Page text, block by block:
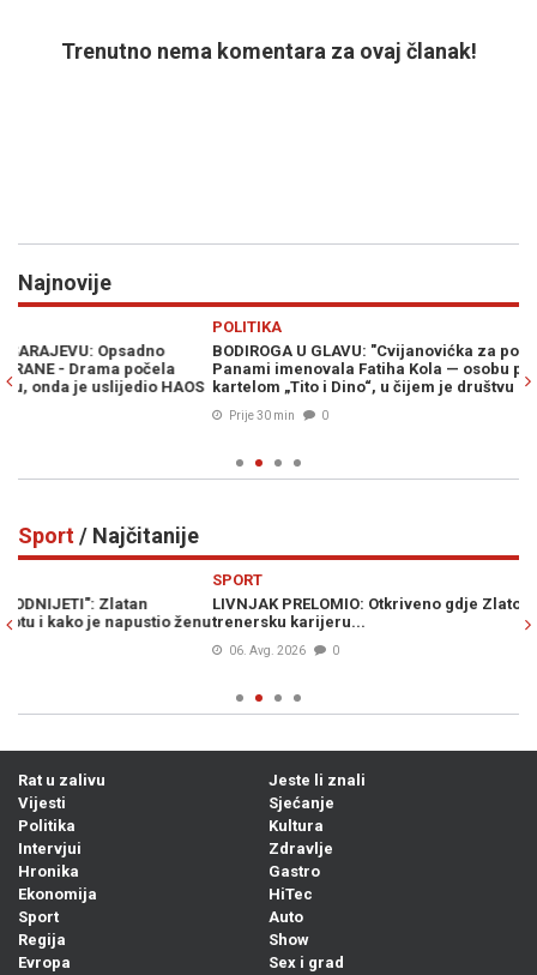
Trenutno nema komentara za ovaj članak!
Najnovije
BODIROGA U GLAVU: "Cvijanovićka za počasnog konzula BiH u
Panami imenovala Fatiha Kola — osobu povezanu s narko-
kartelom „Tito i Dino“, u čijem je društvu uživao i Košarac"
Sport/ Najčitanije
LIVNJAK PRELOMIO: Otkriveno gdje Zlato Dalić nastavlja
trenersku karijeru...
Rat u zalivu
Vijesti
Politika
Intervjui
Hronika
Ekonomija
Sport
Regija
Evropa
Jeste li znali
Sjećanje
Kultura
Zdravlje
Gastro
HiTec
Auto
Show
Sex i grad